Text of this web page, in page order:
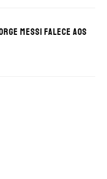
Messi falece aos